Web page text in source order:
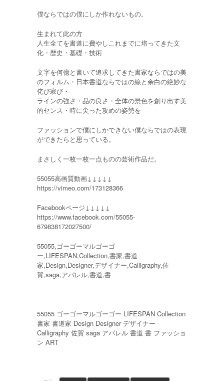
僕ならではの僕にしか作れないもの。
生まれて此の方
人生全てを書道に費やしこれまでに培ってきた文
化・歴史・基礎・技術
文字を何億と書いて追求してきた書家ならではの美
のフォルム・日本書道ならではの線と余白の絶妙な
侘び寂び・
ラインの強さ・品の良さ・全体の景色を創り出す美
的センス・時に尖った攻めの姿勢を
ファッションで僕にしかできない僕ならではの表現
ができたらと思っている。
まさしく一枚一枚一点ものの芸術作品だ。
55055高画質動画↓↓↓↓↓
https://vimeo.com/173128366
Facebookページ↓↓↓↓↓
https://www.facebook.com/55055-
679838172027500/
55055,ゴーゴーマルゴーゴ
ー,LIFESPAN,Collection,書家,書道
家,Design,Designer,デザイナー,Calligraphy,佐
賀,saga,アパレル,書道,書
55055 ゴーゴーマルゴーゴー LIFESPAN Collection
書家 書道家 Design Designer デザイナー
Calligraphy 佐賀 saga アパレル 書道 書 ファッショ
ン ART